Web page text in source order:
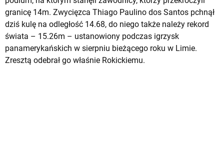
granicę 14m. Zwycięzca Thiago Paulino dos Santos pchnął
dziś kulę na odległość 14.68, do niego także należy rekord
świata – 15.26m – ustanowiony podczas igrzysk
panamerykańskich w sierpniu bieżącego roku w Limie.
Zresztą odebrał go właśnie Rokickiemu.